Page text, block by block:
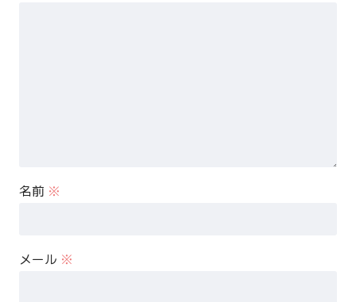
名前 ※
メール ※